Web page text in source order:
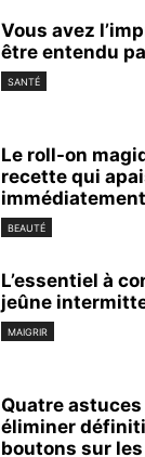
Vous avez
être entendu
SANTÉ
Le roll-on
recette qui
BEAUTÉ
L’essentiel à
jeûne
MAIGRIR
Quatre
éliminer
boutons sur